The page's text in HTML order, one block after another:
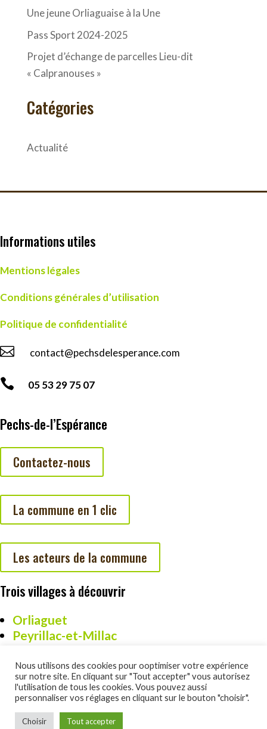
Une jeune Orliaguaise à la Une
Pass Sport 2024-2025
Projet d’échange de parcelles Lieu-dit
« Calpranouses »
Catégories
Actualité
Informations utiles
Mentions légales
Conditions générales d’utilisation
Politique de confidentialité
 contact@pechsdelesperance.com
 05 53 29 75 07
Pechs-de-l’Espérance
Contactez-nous
La commune en 1 clic
Les acteurs de la commune
Trois villages à découvrir
Orliaguet
Peyrillac-et-Millac
Un site réalisé par DSO Commucation :
Nous utilisons des cookies pour ooptimiser votre expérience
sur notre site. En cliquant sur "Tout accepter" vous autorisez
l'utilisation de tous les cookies. Vous pouvez aussi
personnaliser vos réglages en cliquant sur le bouton "choisir".
Choisir Tout accepter